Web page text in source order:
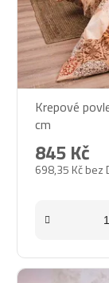
Krepové
cm
698,35 Kč bez
845 Kč